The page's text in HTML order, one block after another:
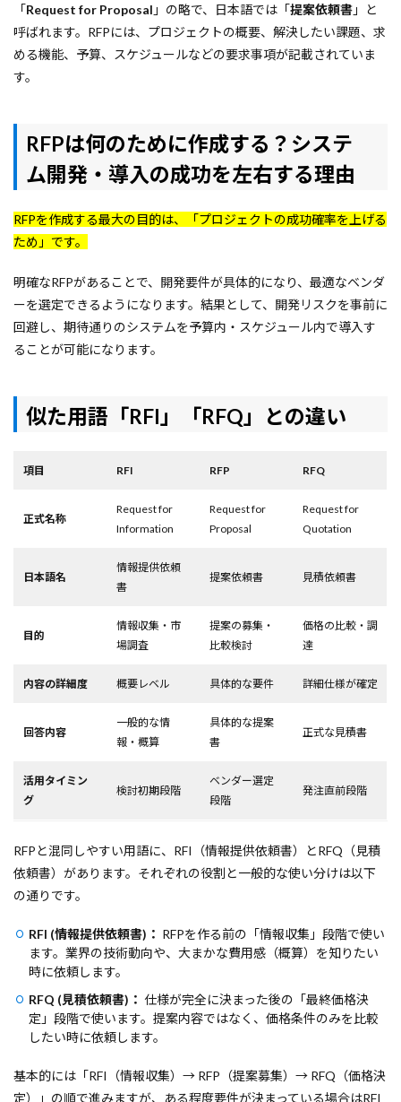
「Request for Proposal 」の略で、日本語では「提案依頼書 」と
呼ばれます。RFPには、プロジェクトの概要、解決したい課題、求
める機能、予算、スケジュールなどの要求事項が記載されていま
す。
RFPは何のために作成する？システ
ム開発・導入の成功を左右する理由
RFPを作成する最大の目的は、「プロジェクトの成功確率を上げる
ため」です。
明確なRFPがあることで、開発要件が具体的になり、最適なベンダ
ーを選定できるようになります。結果として、開発リスクを事前に
回避し、期待通りのシステムを予算内・スケジュール内で導入す
ることが可能になります。
似た用語「RFI」「RFQ」との違い
項目 RFI RFP RFQ
正式名称
Request for
Information
Request for
Proposal
Request for
Quotation
日本語名
情報提供依頼
書
提案依頼書 見積依頼書
目的
情報収集・市
場調査
提案の募集・
比較検討
価格の比較・調
達
内容の詳細度 概要レベル 具体的な要件 詳細仕様が確定
回答内容
一般的な情
報・概算
具体的な提案
書
正式な見積書
活用タイミン
グ
検討初期段階
ベンダー選定
段階
発注直前段階
RFPと混同しやすい用語に、RFI（情報提供依頼書）とRFQ（見積
依頼書）があります。それぞれの役割と一般的な使い分けは以下
の通りです。
RFI (情報提供依頼書)： RFPを作る前の「情報収集」段階で使い
ます。業界の技術動向や、大まかな費用感（概算）を知りたい
時に依頼します。
RFQ (見積依頼書)： 仕様が完全に決まった後の「最終価格決
定」段階で使います。提案内容ではなく、価格条件のみを比較
したい時に依頼します。
基本的には「RFI（情報収集）→ RFP（提案募集）→ RFQ（価格決
定）」の順で進みますが、ある程度要件が決まっている場合はRFI